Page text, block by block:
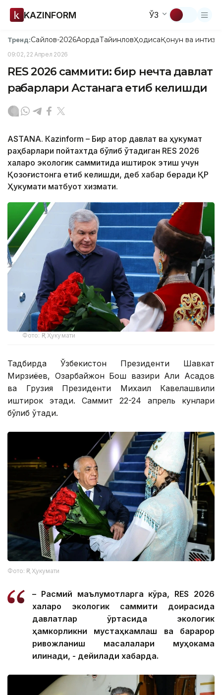
KAZINFORM ЎЗ
Тренд:Сайлов-2026АқордаТайинловҲодисаҚонун ва
09:02, 22 Апрел 2026
RES 2026 саммити: бир нечта давлат
раҳбарлари Астанага етиб келишди
ASTANА. Кazinform – Бир қатор давлат ва ҳукумат
раҳбарлари пойтахтда бўлиб ўтадиган RES 2026
халқаро экологик саммитида иштирок этиш учун
Қозоғистонга етиб келишди, деб хабар беради ҚР
Ҳукумати матбуот хизмати.
Фото: ҚР Ҳукумати
Тадбирда Ўзбекистон Президенти Шавкат
Мирзиёев, Озарбайжон Бош вазири Али Асадов
ва Грузия Президенти Михаил Кавелашвили
иштирок этади. Саммит 22-24 апрель кунлари
бўлиб ўтади.
Фото: ҚР Ҳукумати
– Расмий маълумотларга кўра, RES 2026
халқаро экологик саммити доирасида
давлатлар ўртасида экологик
ҳамкорликни мустаҳкамлаш ва барқарор
ривожланиш масалалари муҳокама
қилинади, - дейилади хабарда.